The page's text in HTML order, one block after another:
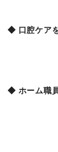
◆ 口腔ケア
◆ ホーム職